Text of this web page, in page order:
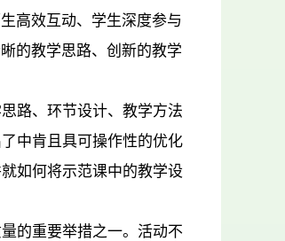
高效互动、学生深度参与
的教学思路、创新的教学
路、环节设计、教学方法
中肯且具可操作性的优化
如何将示范课中的教学设
的重要举措之一。活动不